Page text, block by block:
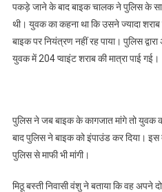
पकड़े जाने के बाद बाइक चालक ने पुलिस के
थी। युवक का कहना था कि उसने ज्यादा
बाइक पर नियंत्रण नहीं रह पाया। पुलिस
युवक में 204 प्वाइंट शराब की मात्रा पाई गई।
पुलिस ने जब बाइक के कागजात मांगे तो युवक
बाद पुलिस ने बाइक को इंपाउंड कर दिया।
पुलिस से माफी भी मांगी।
मिठू बस्ती निवासी वंशु ने बताया कि वह